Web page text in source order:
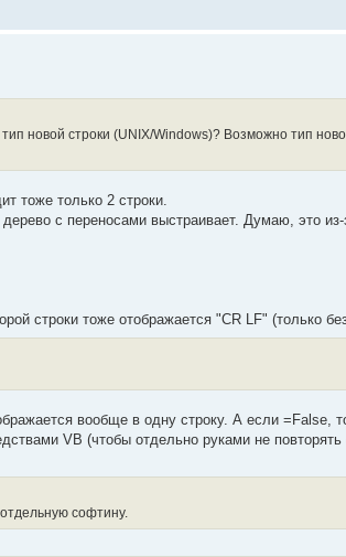
новой строки (UNIX/Windows)? Возможно тип
тоже только 2 строки.
с переносами выстраивает. Думаю, это
строки тоже отображается "CR LF" (только
вообще в одну строку. А если =False,
VB (чтобы отдельно руками не повторять
софтину.